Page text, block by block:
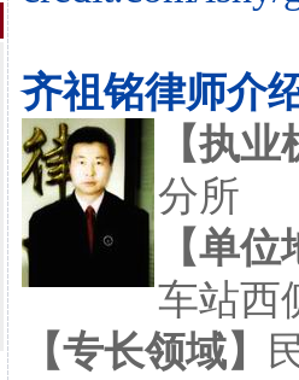
齐祖铭律师介
【执
分所
【单
车站西
【专长领域】